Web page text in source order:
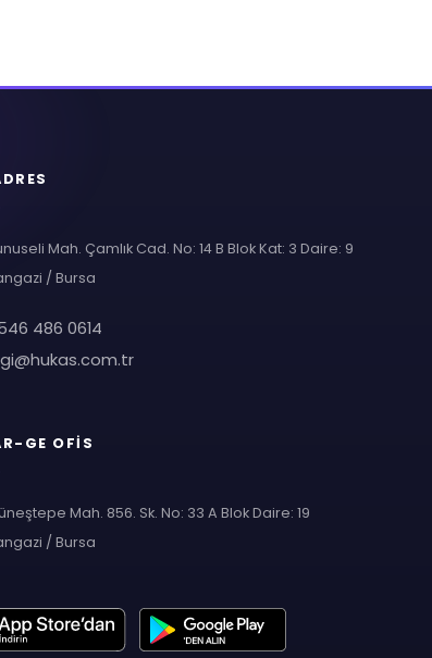
Mah. Çamlık Cad. No: 14 B Blok Kat: 3 Daire: 9
/ Bursa
486 0614
GE OFİS
Mah. 856. Sk. No: 33 A Blok Daire: 19
/ Bursa